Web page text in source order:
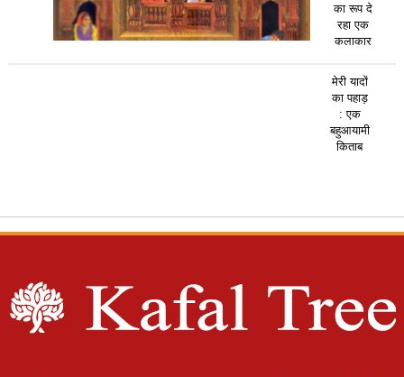
का रूप दे
रहा एक
कलाकार
मेरी यादों
का पहाड़
: एक
बहुआयामी
किताब